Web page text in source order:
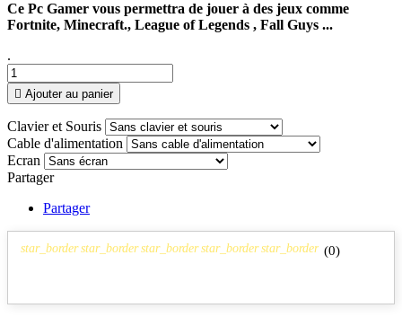
Ce Pc Gamer vous permettra de jouer à des jeux comme
Fortnite, Minecraft., League of Legends , Fall Guys ...
.
 Ajouter au panier
Clavier et Souris
Cable d'alimentation
Ecran
Partager
Partager
star_border star_border star_border star_border star_border (0)